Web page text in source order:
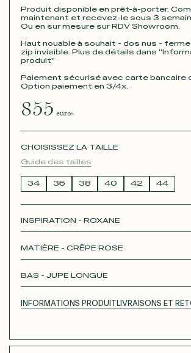
Produit disponible en prêt-à-porter.
maintenant et recevez-le sous 3
Ou en sur mesure sur RDV Showroom.
Haut nouable à souhait - dos nus -
zip invisible. Plus de détails dans
produit"
Paiement sécurisé avec carte bancaire
Option paiement en 3/4x.
855 euros
CHOISISSEZ LA TAILLE
Guide des tailles
34 36 38 40 42 44
INSPIRATION - ROXANE
MATIÈRE - CRÊPE ROSE
BAS - JUPE LONGUE
SHORT
INFORMATIONS PRODUIT LIVRAISONS ET